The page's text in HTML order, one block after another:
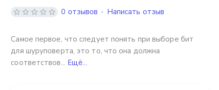
Самое первое, что следует понять при выборе бит
для шуруповерта, это то, что она должна
соответствов... Ещё...
0 отзывов - Написать отзыв